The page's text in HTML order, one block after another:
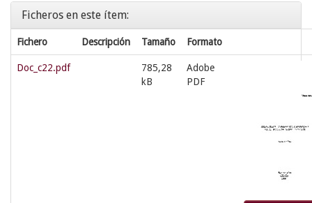
Ficheros en este ítem:
Fichero Descripción Tamaño Formato
Doc_c22.pdf
785,28
kB
Adobe
PDF